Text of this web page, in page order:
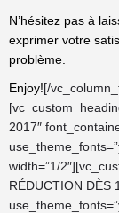
N’hésitez pas à
exprimer votre
problème.
Enjoy![/
2017″
width=”1/
RÉDUCTION DÈS